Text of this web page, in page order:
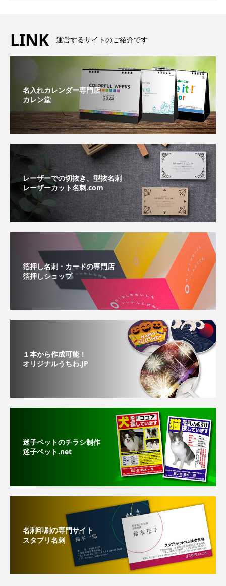
LINK 運営するサイトのご紹介です
名入れカレンダー専門店
カレン堂
レーザーでの切抜き、型抜名刺
レーザーカット名刺.com
箔押し名刺・カードの専門店
箔押しショップ
１本から作成可能！
オリジナルうちわ.JP
迷子ペットのチラシ制作
迷子ペット.net
名刺印刷の専門サイト
スタプリ名刺